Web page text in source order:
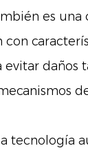
es
con
evitar daños
tecnología